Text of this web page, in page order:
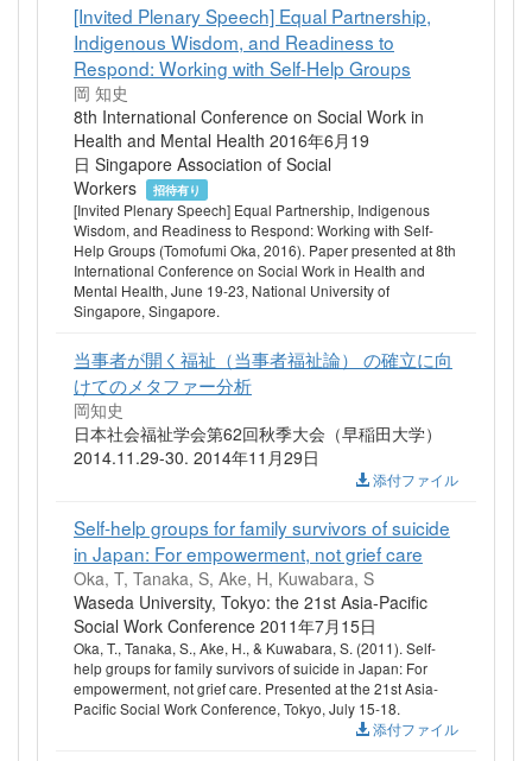
[Invited Plenary Speech] Equal Partnership,
Indigenous Wisdom, and Readiness to
Respond: Working with Self-Help Groups
岡 知史
8th International Conference on Social Work in
Health and Mental Health 2016年6月19
日 Singapore Association of Social
Workers
招待有り
[Invited Plenary Speech] Equal Partnership, Indigenous
Wisdom, and Readiness to Respond: Working with Self-
Help Groups (Tomofumi Oka, 2016). Paper presented at 8th
International Conference on Social Work in Health and
Mental Health, June 19-23, National University of
Singapore, Singapore.
当事者が開く福祉（当事者福祉論） の確立に向
けてのメタファー分析
岡知史
日本社会福祉学会第62回秋季大会（早稲田大学）
2014.11.29-30. 2014年11月29日
添付ファイル
Self-help groups for family survivors of suicide
in Japan: For empowerment, not grief care
Oka, T, Tanaka, S, Ake, H, Kuwabara, S
Waseda University, Tokyo: the 21st Asia-Pacific
Social Work Conference 2011年7月15日
Oka, T., Tanaka, S., Ake, H., & Kuwabara, S. (2011). Self-
help groups for family survivors of suicide in Japan: For
empowerment, not grief care. Presented at the 21st Asia-
Pacific Social Work Conference, Tokyo, July 15-18.
添付ファイル